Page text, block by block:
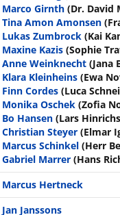
Marco Girnth (Dr. David
Tina Amon Amonsen
Lukas Zumbrock (Kai
Maxine Kazis (Sophie
Anne Weinknecht (Jana
Klara Kleinheins (Ewa
Finn Cordes (Luca
Monika Oschek (Zofia
Bo Hansen (Lars
Christian Steyer (Elmar
Marcus Schinkel (Herr
Gabriel Marrer (Hans
Marcus Hertneck
Jan Janssons